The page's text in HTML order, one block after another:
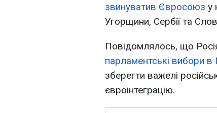
звинуватив Євросоюз у
Угорщини, Сербії та
Повідомлялось, що
парламентські вибори
зберегти важелі
євроінтеграцію.